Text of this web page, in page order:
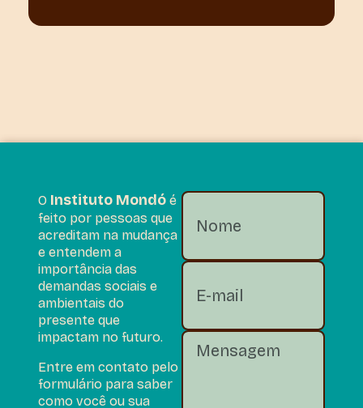
O Instituto Mondó é
feito por pessoas que
acreditam na mudança
e entendem a
importância das
demandas sociais e
ambientais do
presente que
impactam no futuro.
Entre em contato pelo
formulário para saber
como você ou sua